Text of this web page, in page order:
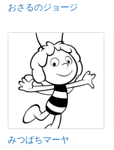
おさるのジョージ
みつばちマーヤ